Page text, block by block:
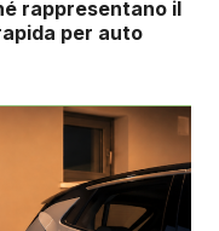
rappresentano il
per auto